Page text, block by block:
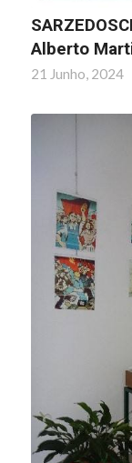
Alberto
21 Junho, 2024